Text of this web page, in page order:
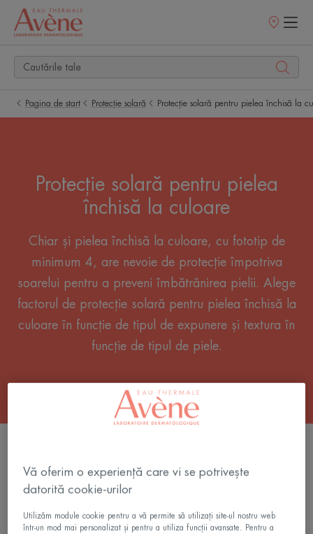
Retailerii
Pagina de start Protecție solară Protecție solară pentru pielea închisă la
Protecție solară pentru pielea
închisă la culoare
Chiar și pielea închisă la culoare, cu fototip de
minimum 4, are nevoie de protecție împotriva
soarelui pentru a preveni îmbătrânirea pielii. Alege
factorul de protecție solară pentru pielea închisă la
culoare în funcție de tipul de expunere și textura în
funcție de tipul de piele.
închisă la culoare"
Ulei
cu
protecție
Vă oferim o experiență care vi se potrivește
datorită cookie-urilor
Utilizăm module cookie pentru a vă permite să utilizați site-ul nostru web
într-un mod mai personalizat și pentru a utiliza funcții avansate. Pentru a